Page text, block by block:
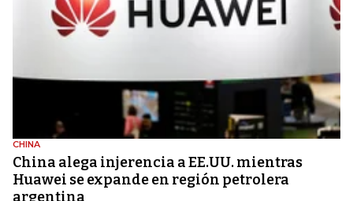
CHINA
China alega injerencia a EE.UU. mientras
Huawei se expande en región petrolera
argentina